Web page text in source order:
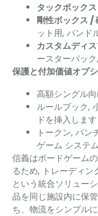
タックボックス
剛性ボックス /
ット用, バンド
カスタムディ
ースターパッ
保護と付加価値オプ
高額シングル
ルールブック,
ドを挿入します
トークン, パ
ゲーム システ
信義はボードゲーム
るため, トレーディ
という統合ソリュー
品を同じ施設内に保
ち、物流をシンプル